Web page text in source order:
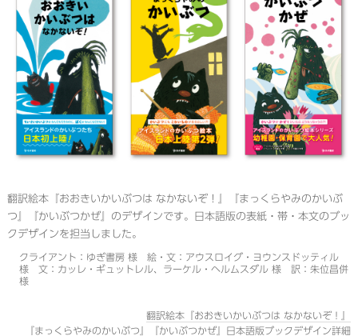
翻訳絵本『おおきいかいぶつは なかないぞ！』『まっくらやみのかいぶ
つ』『かいぶつかぜ』のデザインです。日本語版の表紙・帯・本文のブッ
クデザインを担当しました。
クライアント：ゆぎ書房 様 絵・文：アウスロイグ・ヨウンスドッティル
様 文：カッレ・ギュットレル、ラーケル・ヘルムスダル 様 訳：朱位昌併
様
翻訳絵本『おおきいかいぶつは なかないぞ！』
『まっくらやみのかいぶつ』『かいぶつかぜ』日本語版ブックデザイン詳細